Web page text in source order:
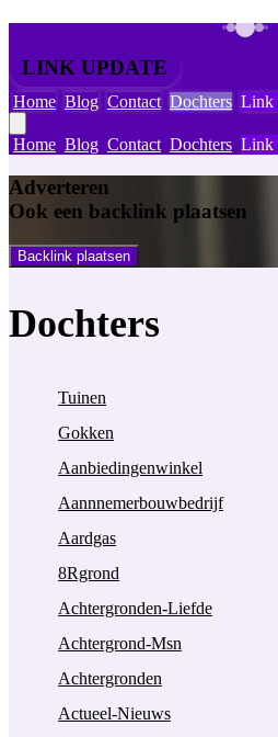
LINK UPDATE
Home Blog Contact Dochters Link
Home Blog Contact Dochters Link
Adverteren
Ook een backlink plaatsen
Backlink plaatsen
Dochters
Tuinen
Gokken
Aanbiedingenwinkel
Aannnemerbouwbedrijf
Aardgas
8Rgrond
Achtergronden-Liefde
Achtergrond-Msn
Achtergronden
Actueel-Nieuws